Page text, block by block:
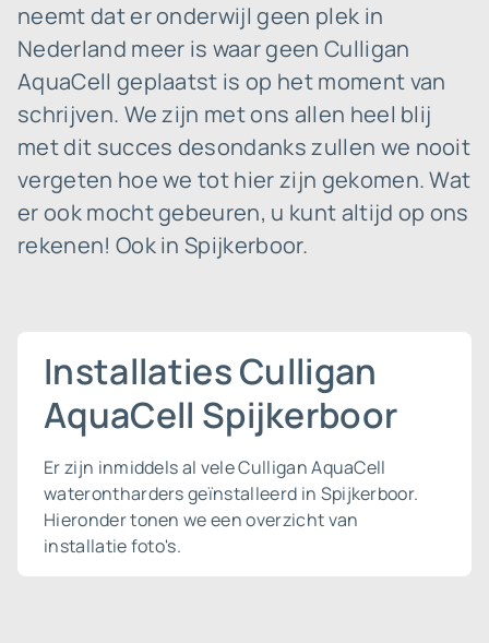
neemt dat er onderwijl geen plek in
Nederland meer is waar geen Culligan
AquaCell geplaatst is op het moment van
schrijven. We zijn met ons allen heel blij
met dit succes desondanks zullen we nooit
vergeten hoe we tot hier zijn gekomen. Wat
er ook mocht gebeuren, u kunt altijd op ons
rekenen! Ook in Spijkerboor.
Installaties Culligan
AquaCell Spijkerboor
Er zijn inmiddels al vele Culligan AquaCell
waterontharders geïnstalleerd in Spijkerboor.
Hieronder tonen we een overzicht van
installatie foto's.